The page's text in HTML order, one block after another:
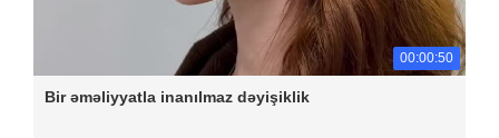
00:00:50
Bir əməliyyatla inanılmaz dəyişiklik